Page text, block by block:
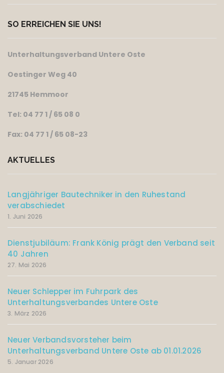
SO ERREICHEN SIE UNS!
Unterhaltungsverband Untere Oste
Oestinger Weg 40
21745 Hemmoor
Tel: 04 77 1 / 65 08 0
Fax: 04 77 1 / 65 08-23
AKTUELLES
Langjähriger Bautechniker in den Ruhestand
verabschiedet
1. Juni 2026
Dienstjubiläum: Frank König prägt den Verband seit
40 Jahren
27. Mai 2026
Neuer Schlepper im Fuhrpark des
Unterhaltungsverbandes Untere Oste
3. März 2026
Neuer Verbandsvorsteher beim
Unterhaltungsverband Untere Oste ab 01.01.2026
5. Januar 2026